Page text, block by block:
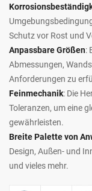
Schutz vor Rost und
Anpassbare Größen:
Abmessungen,
Anforderungen zu
Feinmechanik: Die
Toleranzen, um eine
gewährleisten.
Breite Palette von
Design, Außen- und
und vieles mehr.